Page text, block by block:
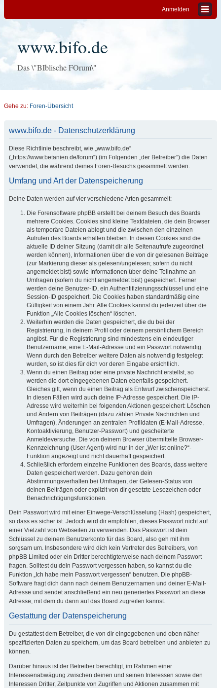
Anmelden
www.bifo.de
Das \"BIblische FOrum\"
Gehe zu: Foren-Übersicht
www.bifo.de - Datenschutzerklärung
Diese Richtlinie beschreibt, wie „www.bifo.de“
(„https://www.betanien.de/forum“) (im Folgenden „der Betreiber“) die Daten
verwendet, die während deines Foren-Besuchs gesammelt werden.
Umfang und Art der Datenspeicherung
Deine Daten werden auf vier verschiedene Arten gesammelt:
Die Forensoftware phpBB erstellt bei deinem Besuch des Boards
mehrere Cookies. Cookies sind kleine Textdateien, die dein Browser
als temporäre Dateien ablegt und die zwischen den einzelnen
Aufrufen des Boards erhalten bleiben. In diesen Cookies sind die
aktuelle ID deiner Sitzung (damit dir alle Seitenaufrufe zugeordnet
werden können), Informationen über die von dir gelesenen Beiträge
(zur Markierung dieser als gelesen/ungelesen; sofern du nicht
angemeldet bist) sowie Informationen über deine Teilnahme an
Umfragen (sofern du nicht angemeldet bist) gespeichert. Ferner
werden deine Benutzer-ID, ein Authentifizierungsschlüssel und eine
Session-ID gespeichert. Die Cookies haben standardmäßig eine
Gültigkeit von einem Jahr. Alle Cookies kannst du jederzeit über die
Funktion „Alle Cookies löschen“ löschen.
Weiterhin werden die Daten gespeichert, die du bei der
Registrierung, in deinem Profil oder deinem persönlichem Bereich
angibst. Für die Registrierung sind mindestens ein eindeutiger
Benutzername, eine E-Mail-Adresse und ein Passwort notwendig.
Wenn durch den Betreiber weitere Daten als notwendig festgelegt
wurden, so ist dies für dich vor deren Eingabe ersichtlich.
Wenn du einen Beitrag oder eine private Nachricht erstellst, so
werden die dort eingegebenen Daten ebenfalls gespeichert.
Gleiches gilt, wenn du einen Beitrag als Entwurf zwischenspeicherst.
In diesen Fällen wird auch deine IP-Adresse gespeichert. Die IP-
Adresse wird weiterhin bei folgenden Aktionen gespeichert: Löschen
und Ändern von Beiträgen (dazu zählen Private Nachrichten und
Umfragen), Änderungen an zentralen Profildaten (E-Mail-Adresse,
Kontoaktivierung, Benutzer-Passwort) und gescheiterte
Anmeldeversuche. Die von deinem Browser übermittelte Browser-
Kennzeichnung (User Agent) wird nur in der „Wer ist online?“-
Funktion angezeigt und nicht dauerhaft gespeichert.
Schließlich erfordern einzelne Funktionen des Boards, dass weitere
Daten gespeichert werden. Dazu gehören dein
Abstimmungsverhalten bei Umfragen, der Gelesen-Status von
deinen Beiträgen oder explizit von dir gesetzte Lesezeichen oder
Benachrichtigungsfunktionen.
Dein Passwort wird mit einer Einwege-Verschlüsselung (Hash) gespeichert,
so dass es sicher ist. Jedoch wird dir empfohlen, dieses Passwort nicht auf
einer Vielzahl von Webseiten zu verwenden. Das Passwort ist dein
Schlüssel zu deinem Benutzerkonto für das Board, also geh mit ihm
sorgsam um. Insbesondere wird dich kein Vertreter des Betreibers, von
phpBB Limited oder ein Dritter berechtigterweise nach deinem Passwort
fragen. Solltest du dein Passwort vergessen haben, so kannst du die
Funktion „Ich habe mein Passwort vergessen“ benutzen. Die phpBB-
Software fragt dich dann nach deinem Benutzernamen und deiner E-Mail-
Adresse und sendet anschließend ein neu generiertes Passwort an diese
Adresse, mit dem du dann auf das Board zugreifen kannst.
Gestattung der Datenspeicherung
Du gestattest dem Betreiber, die von dir eingegebenen und oben näher
spezifizierten Daten zu speichern, um das Board betreiben und anbieten zu
können.
Darüber hinaus ist der Betreiber berechtigt, im Rahmen einer
Interessenabwägung zwischen deinen und seinen Interessen sowie den
Interessen Dritter, Zeitpunkte von Zugriffen und Aktionen zusammen mit